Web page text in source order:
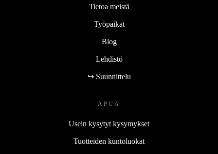
Tietoa meistä
Työpaikat
Blog
Lehdistö
↪ Suunnittelu
APUA
Usein kysytyt kysymykset
Tuotteiden kuntoluokat